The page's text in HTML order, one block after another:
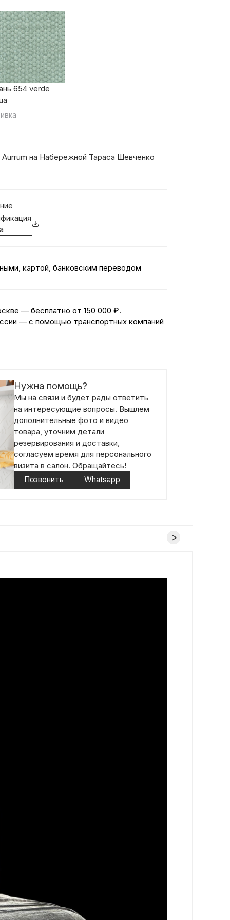
654 verde
Aurrum на Набережной Тараса Шевченко
картой, банковским переводом
— бесплатно от 150 000 ₽.
— с помощью транспортных компаний
Нужна помощь?
Мы на связи и будет рады ответить
на интересующие вопросы. Вышлем
дополнительные фото и видео
товара, уточним детали
резервирования и доставки,
согласуем время для персонального
визита в салон. Обращайтесь!
Позвонить
Whatsapp